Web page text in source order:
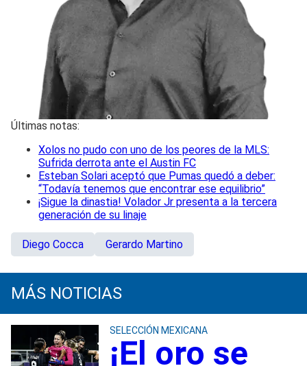
Últimas notas:
Xolos no pudo con uno de los peores de la MLS:
Sufrida derrota ante el Austin FC
Esteban Solari aceptó que Pumas quedó a deber:
“Todavía tenemos que encontrar ese equilibrio”
¡Sigue la dinastia! Volador Jr presenta a la tercera
generación de su linaje
Diego Cocca Gerardo Martino
MÁS NOTICIAS
SELECCIÓN MEXICANA
¡El oro se